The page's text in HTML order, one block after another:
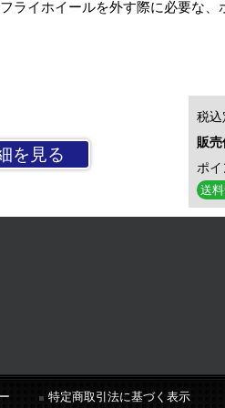
ライホイールを外す際に必要な、
を見る
税込
販
ポ
送
特定商取引法に基づく表示